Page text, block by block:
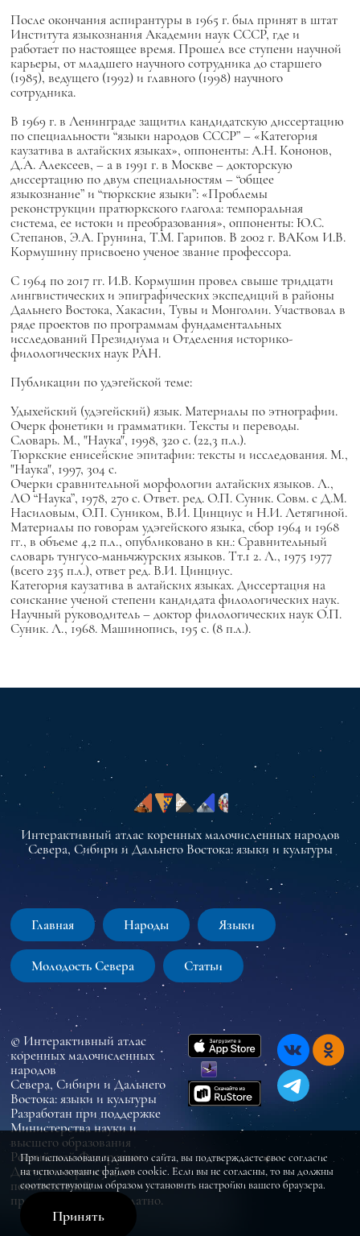
После окончания аспирантуры в 1965 г. был принят в штат
Института языкознания Академии наук СССР, где и
работает по настоящее время. Прошел все ступени научной
карьеры, от младшего научного сотрудника до старшего
(1985), ведущего (1992) и главного (1998) научного
сотрудника.
В 1969 г. в Ленинграде защитил кандидатскую диссертацию
по специальности “языки народов СССР” – «Категория
каузатива в алтайских языках», оппоненты: А.Н. Кононов,
Д.А. Алексеев, – а в 1991 г. в Москве – докторскую
диссертацию по двум специальностям – “общее
языкознание” и “тюркские языки”: «Проблемы
реконструкции пратюркского глагола: темпоральная
система, ее истоки и преобразования», оппоненты: Ю.С.
Степанов, Э.А. Грунина, Т.М. Гарипов. В 2002 г. ВАКом И.В.
Кормушину присвоено ученое звание профессора.
С 1964 по 2017 гг. И.В. Кормушин провел свыше тридцати
лингвистических и эпиграфических экспедиций в районы
Дальнего Востока, Хакасии, Тувы и Монголии. Участвовал в
ряде проектов по программам фундаментальных
исследований Президиума и Отделения историко-
филологических наук РАН.
Публикации по удэгейской теме:
Удыхейский (удэгейский) язык. Материалы по этнографии.
Очерк фонетики и грамматики. Тексты и переводы.
Словарь. М., "Наука", 1998, 320 с. (22,3 п.л.).
Тюркские енисейские эпитафии: тексты и исследования. М.,
"Наука", 1997, 304 с.
Очерки сравнительной морфологии алтайских языков. Л.,
ЛО “Наука”, 1978, 270 с. Ответ. ред. О.П. Суник. Совм. с Д.М.
Насиловым, О.П. Суником, В.И. Цинциус и Н.И. Летягиной.
Материалы по говорам удэгейского языка, сбор 1964 и 1968
гг., в объеме 4,2 п.л., опубликовано в кн.: Сравнительный
словарь тунгусо-маньчжурских языков. Тт.1 2. Л., 1975 1977
(всего 235 п.л.), ответ ред. В.И. Цинциус.
Категория каузатива в алтайских языках. Диссертация на
соискание ученой степени кандидата филологических наук.
Научный руководитель – доктор филологических наук О.П.
Суник. Л., 1968. Машинопись, 195 с. (8 п.л.).
Интерактивный атлас коренных малочисленных народов
Севера, Сибири и Дальнего Востока: языки и культуры
Главная Народы Языки
Молодость Севера Статьи
© Интерактивный атлас
коренных малочисленных
народов
Севера, Сибири и Дальнего
Востока: языки и культуры
Разработан при поддержке
Министерства науки и
высшего образования
Российской Федерации
Доступ к сервису для
пользователей
предоставляется бесплатно.
При использовании данного сайта, вы подтверждаете свое согласие
на использование файлов cookie. Если вы не согласны, то вы должны
соответствующим образом установить настройки вашего браузера.
Принять